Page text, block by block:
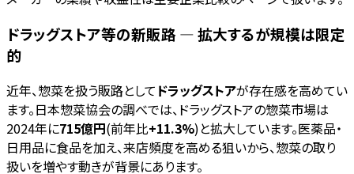
ドラッグストア等の新販路 — 拡大するが規模は限定
的
近年、惣菜を扱う販路として ドラッグストアが存在感を高めてい
ます。日本惣菜協会の調べでは、ドラッグストアの惣菜市場は
2024年に715億円(前年比+11.3%)と拡大しています。医薬品・
日用品に食品を加え、来店頻度を高める狙いから、惣菜の取り
扱いを増やす動きが背景にあります。